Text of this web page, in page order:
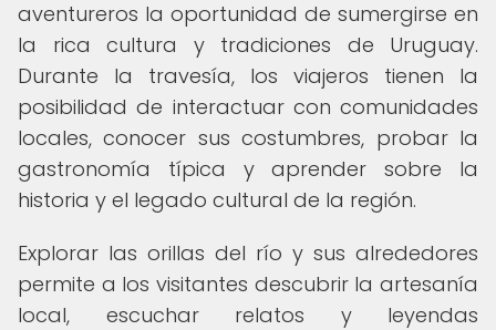
aventureros la oportunidad de sumergirse en
la rica cultura y tradiciones de Uruguay.
Durante la travesía, los viajeros tienen la
posibilidad de interactuar con comunidades
locales, conocer sus costumbres, probar la
gastronomía típica y aprender sobre la
historia y el legado cultural de la región.
Explorar las orillas del río y sus alrededores
permite a los visitantes descubrir la artesanía
local, escuchar relatos y leyendas